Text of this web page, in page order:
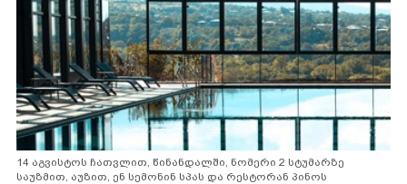
14 აგვისტოს ჩათვლით, წინანდალში, ნომერი 2 სტუმარზე
საუზმით, აუზით, ენ სემონინ სპას და რესტორან პინოს